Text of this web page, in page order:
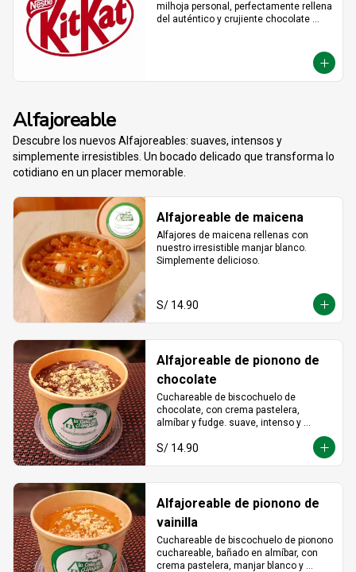
milhoja personal, perfectamente rellena
del auténtico y crujiente chocolate
desconectar y disfrutar de un placer
crujiente que no vas a querer compartir.
Alfajoreable
Descubre los nuevos Alfajoreables: suaves, intensos y
simplemente irresistibles. Un bocado delicado que transforma lo
cotidiano en un placer memorable.
Alfajoreable de maicena
Alfajores de maicena rellenas con
nuestro irresistible manjar blanco.
Simplemente delicioso.
S/ 14.90
Alfajoreable de pionono de
chocolate
Cuchareable de biscochuelo de
chocolate, con crema pastelera,
almíbar y fudge. suave, intenso y
cucharada.
S/ 14.90
Alfajoreable de pionono de
vainilla
Cuchareable de biscochuelo de pionono
cuchareable, bañado en almíbar, con
crema pastelera, manjar blanco y